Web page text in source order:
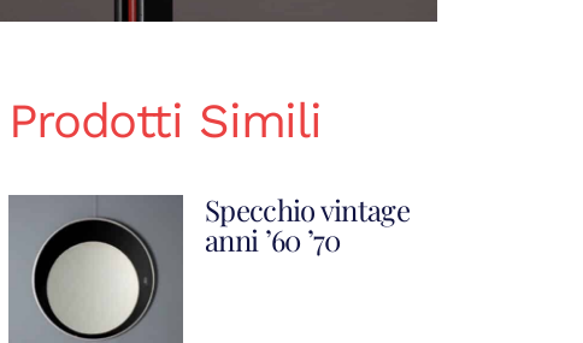
Prodotti Simili
Specchio vintage
anni ’60 ’70